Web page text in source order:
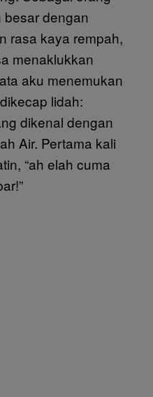
besar dengan
rasa kaya rempah,
menaklukkan
aku menemukan
lidah:
dikenal dengan
Air. Pertama kali
“ah elah cuma